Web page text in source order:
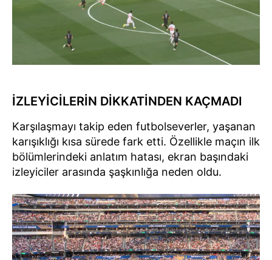
İZLEYİCİLERİN DİKKATİNDEN KAÇMADI
Karşılaşmayı takip eden futbolseverler, yaşanan
karışıklığı kısa sürede fark etti. Özellikle maçın ilk
bölümlerindeki anlatım hatası, ekran başındaki
izleyiciler arasında şaşkınlığa neden oldu.